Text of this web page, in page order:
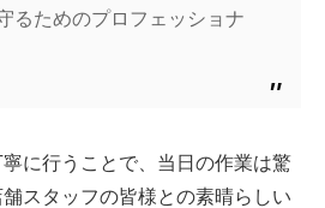
るためのプロフェッショナ
に行うことで、当日の作業は驚
スタッフの皆様との素晴らしい